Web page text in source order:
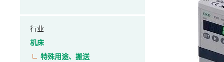
行业
机床
特殊用途、搬送